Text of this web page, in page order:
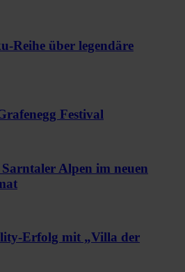
Reihe über legendäre
Festival
Alpen im neuen
Erfolg mit „Villa der